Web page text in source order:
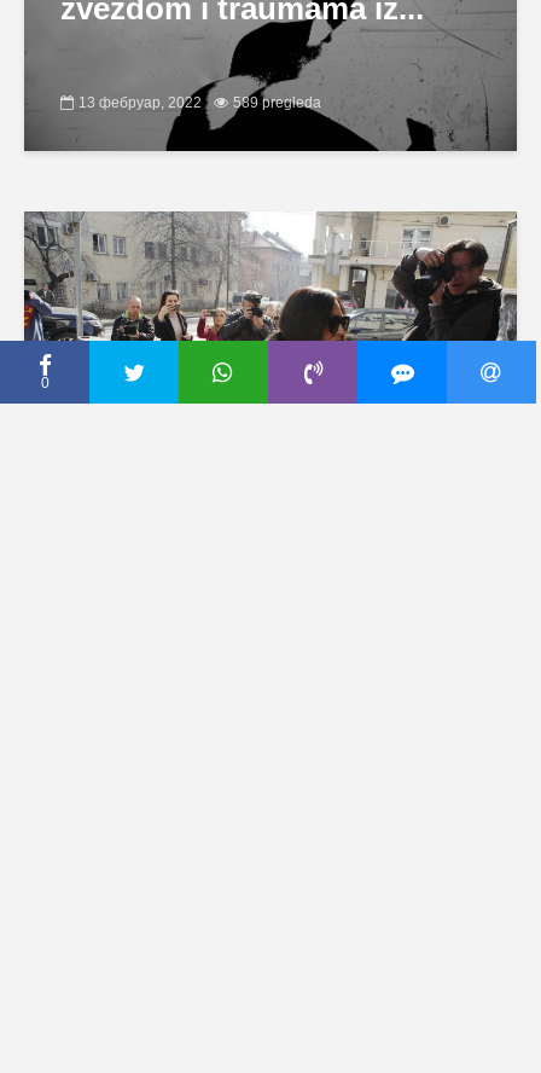
zvezdom i traumama iz...
13 фебруар, 2022 589 pregleda
0